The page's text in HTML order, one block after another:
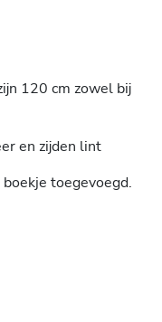
120 cm zowel bij
en zijden lint
toegevoegd.